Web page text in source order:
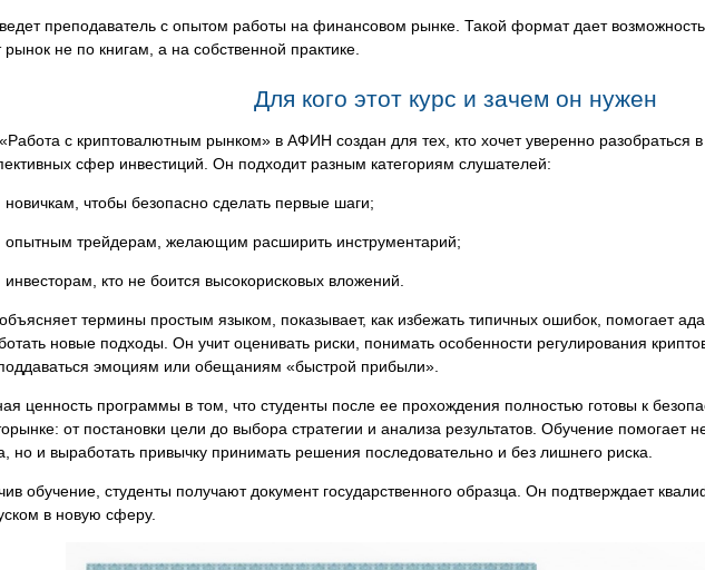
преподаватель с опытом работы на финансовом рынке. Такой формат дает возможность
рынок не по книгам, а на собственной практике.
Для кого этот курс и зачем он нужен
с криптовалютным рынком» в АФИН создан для тех, кто хочет уверенно разобраться
сфер инвестиций. Он подходит разным категориям слушателей:
новичкам, чтобы безопасно сделать первые шаги;
опытным трейдерам, желающим расширить инструментарий;
инвесторам, кто не боится высокорисковых вложений.
термины простым языком, показывает, как избежать типичных ошибок, помогает
новые подходы. Он учит оценивать риски, понимать особенности регулирования
эмоциям или обещаниям «быстрой прибыли».
ценность программы в том, что студенты после ее прохождения полностью готовы к
от постановки цели до выбора стратегии и анализа результатов. Обучение помогает
но и выработать привычку принимать решения последовательно и без лишнего риска.
обучение, студенты получают документ государственного образца. Он подтверждает
в новую сферу.